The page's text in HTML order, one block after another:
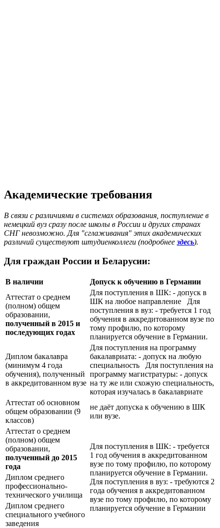
Академические требования
В связи с различиями в системах образования, поступление в
немецкий вуз сразу после школы в России и других странах
СНГ невозможно. Для "сглаживания" этих академических
различий существуют штудиенколлеги (подробнее здесь).
Для граждан России и Беларусии:
В наличии
Допуск к обучению в Германии
Аттестат о среднем
(полном) общем
образовании,
полученный в 2015 и
последующих годах
Для поступления в ШК: - допуск в
ШК на любое направление Для
поступления в вуз: - требуется 1 год
обучения в аккредитованном вузе по
тому профилю, по которому
планируется обучение в Германии.
Диплом бакалавра
(минимум 4 года
обучения), полученный
в аккредитованном вузе
Для поступления на программу
бакалавриата: - допуск на любую
специальность Для поступления на
программу магистратуры: - допуск
на ту же или схожую специальность,
которая изучалась в бакалавриате
Аттестат об основном
общем образовании (9
классов)
не даёт допуска к обучению в ШК
или вузе.
Аттестат о среднем
(полном) общем
образовании,
полученный до 2015
года
Для поступления в ШК: - требуется
1 год обучения в аккредитованном
вузе по тому профилю, по которому
планируется обучение в Германии.
Для поступления в вуз: - требуются 2
года обучения в аккредитованном
вузе по тому профилю, по которому
планируется обучение в Германии
Диплом среднего
профессионально-
технического училища
Диплом среднего
специального учебного
заведения